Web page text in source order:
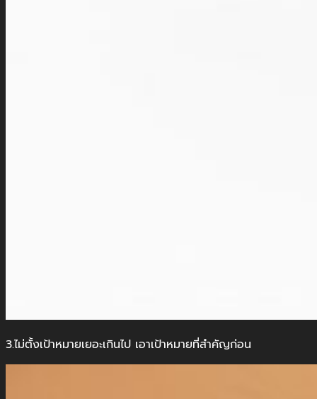
3.ไม่ตั้งเป้าหมายเยอะเกินไป เอาเป้าหมายที่สำคัญก่อน